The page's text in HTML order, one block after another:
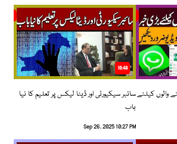
والوں کیلئے
10:48
سائبر سیکیورٹی اور ڈیٹا لیکس پر تعلیم کا نیا
باب
Sep 26, 2025 10:27 PM